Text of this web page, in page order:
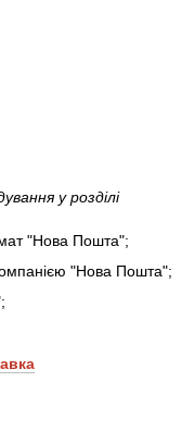
у розділі
"Нова Пошта";
"Нова Пошта";